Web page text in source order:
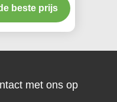
Zware
beste prijs
met ons op